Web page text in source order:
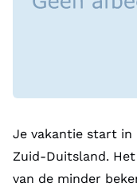
Je vakantie start in
Zuid-Duitsland.
van de minder